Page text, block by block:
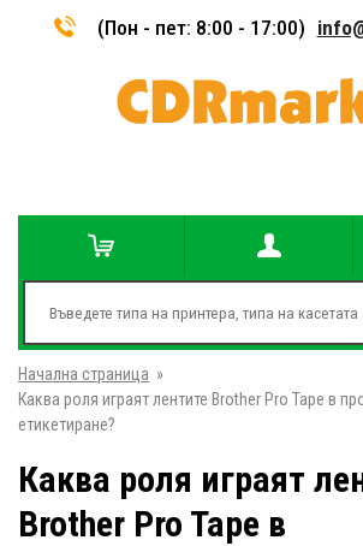
(Пон - пет: 8:00 - 17:00)
Начална страница »
Каква роля играят лентите Brother Pro Tape в
етикетиране?
Каква роля играят
Brother Pro Tape в